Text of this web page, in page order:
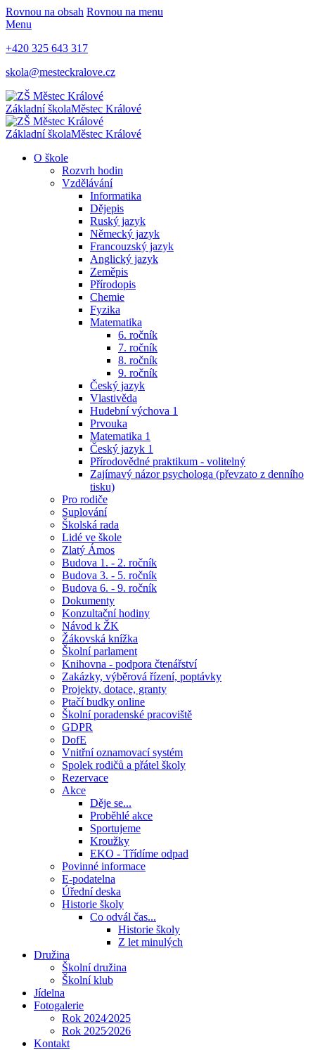
Rovnou na obsah Rovnou na menu
Menu
+420 325 643 317
skola@mesteckralove.cz
Základní školaMěstec Králové
Základní školaMěstec Králové
O škole
Rozvrh hodin
Vzdělávání
Informatika
Dějepis
Ruský jazyk
Německý jazyk
Francouzský jazyk
Anglický jazyk
Zeměpis
Přírodopis
Chemie
Fyzika
Matematika
6. ročník
7. ročník
8. ročník
9. ročník
Český jazyk
Vlastivěda
Hudební výchova 1
Prvouka
Matematika 1
Český jazyk 1
Přírodovědné praktikum - volitelný
Zajímavý názor psychologa (převzato z denního
tisku)
Pro rodiče
Suplování
Školská rada
Lidé ve škole
Zlatý Ámos
Budova 1. - 2. ročník
Budova 3. - 5. ročník
Budova 6. - 9. ročník
Dokumenty
Konzultační hodiny
Návod k ŽK
Žákovská knížka
Školní parlament
Knihovna - podpora čtenářství
Zakázky, výběrová řízení, poptávky
Projekty, dotace, granty
Ptačí budky online
Školní poradenské pracoviště
GDPR
DofE
Vnitřní oznamovací systém
Spolek rodičů a přátel školy
Rezervace
Akce
Děje se...
Proběhlé akce
Sportujeme
Kroužky
EKO - Třídíme odpad
Povinné informace
E-podatelna
Úřední deska
Historie školy
Co odvál čas...
Historie školy
Z let minulých
Družina
Školní družina
Školní klub
Jídelna
Fotogalerie
Rok 2024⁄2025
Rok 2025⁄2026
Kontakt